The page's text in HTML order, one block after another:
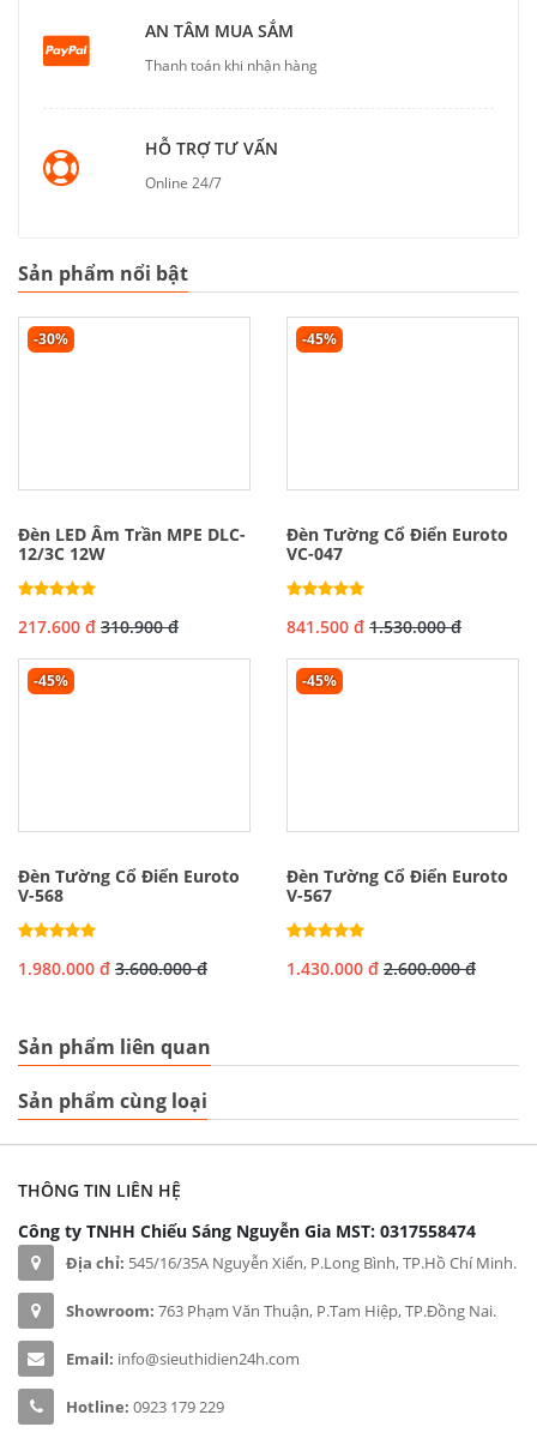
AN TÂM MUA SẮM
Thanh toán khi nhận hàng
HỖ TRỢ TƯ VẤN
Online 24/7
Sản phẩm nổi bật
-30%
Đèn LED Âm Trần MPE DLC-
12/3C 12W
217.600 đ 310.900 đ
-45%
Đèn Tường Cổ Điển Euroto
VC-047
841.500 đ 1.530.000 đ
-45%
Đèn Tường Cổ Điển Euroto
V-568
1.980.000 đ 3.600.000 đ
-45%
Đèn Tường Cổ Điển Euroto
V-567
1.430.000 đ 2.600.000 đ
Sản phẩm liên quan
Sản phẩm cùng loại
THÔNG TIN LIÊN HỆ
Công ty TNHH Chiếu Sáng Nguyễn Gia MST: 0317558474
Địa chỉ: 545/16/35A Nguyễn Xiển, P.Long Bình, TP.Hồ Chí Minh.
Showroom: 763 Phạm Văn Thuận, P.Tam Hiệp, TP.Đồng Nai.
Email: info@sieuthidien24h.com
Hotline: 0923 179 229